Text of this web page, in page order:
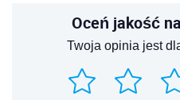
Oceń jakość
Twoja opinia jest